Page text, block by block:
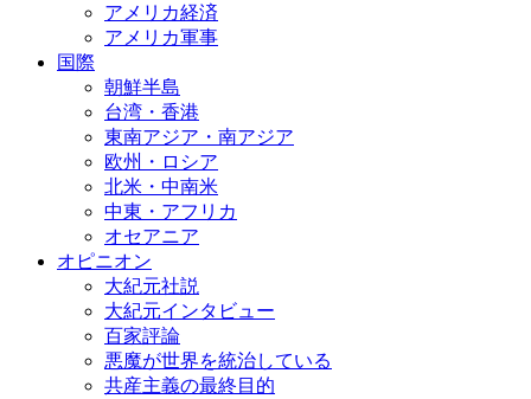
アメリカ経済
アメリカ軍事
国際
朝鮮半島
台湾・香港
東南アジア・南アジア
欧州・ロシア
北米・中南米
中東・アフリカ
オセアニア
オピニオン
大紀元社説
大紀元インタビュー
百家評論
悪魔が世界を統治している
共産主義の最終目的